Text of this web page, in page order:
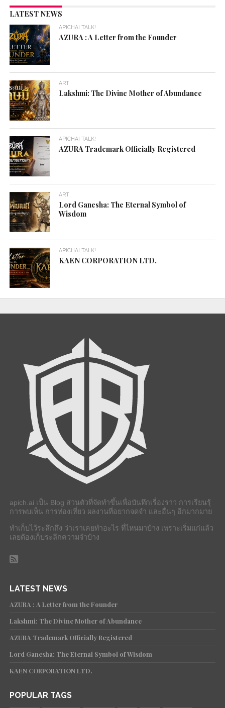
LATEST NEWS
APICHAI TALK!
AZURA : A Letter from the Founder
ART
Lakshmi: The Divine Mother of Abundance
APICHAI TALK!
AZURA Trademark Officially Registered
ART
Lord Ganesha: The Eternal Symbol of
Wisdom
APICHAI TALK!
KAEN CORPORATION LTD.
apich.ai เป็น Blog ส่วนตัวที่จัดทำขึ้นเพื่อบันทึกเรื่องราว การเรียนรุ้
การพบเห็น การท่องเที่ยว ผลงานที่อยากจดจำ และอื่นๆ อีกมากมาย
ทำเก็บไว้ระลึกถึง ว่าเราเคยทำอะไร ที่ไหนมาบ้าง เพราะเริ่มแก่แล้ว
เลยต้องเก็บระลึกความจำบ้าง
LATEST NEWS
AZURA : A Letter from the Founder
Lakshmi: The Divine Mother of Abundance
AZURA Trademark Officially Registered
Lord Ganesha: The Eternal Symbol of Wisdom
KAEN CORPORATION LTD.
POPULAR TAGS